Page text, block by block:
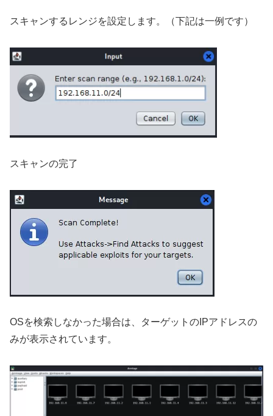
スキャンするレンジを設定します。（下記は一例です）
スキャンの完了
OSを検索しなかった場合は、ターゲットのIPアドレスの
みが表示されています。